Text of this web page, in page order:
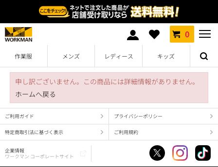
0
作業服 メンズ レディース キッズ
申し訳ございません。この商品には詳細情報がありません。
ホームへ戻る
ご利用ガイド プライバシーポリシー
特定商取引法に基づく表示 ご利用規約
企業情報
ワークマン コーポレートサイト